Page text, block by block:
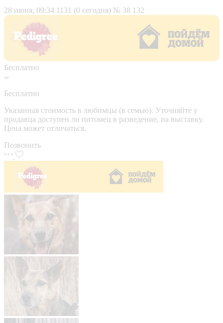
28 июня, 09:34 1131 (0 сегодня) № 38 132
Бесплатно
Бесплатно
Указанная стоимость в любимцы (в семью). Уточняйте у
продавца доступен ли питомец в разведение, на выставку.
Цена может отличаться.
Позвонить